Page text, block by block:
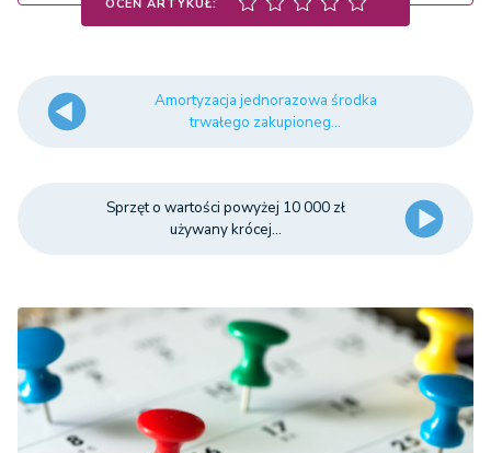
OCEŃ ARTYKUŁ:
Amortyzacja jednorazowa środka
trwałego zakupioneg...
Sprzęt o wartości powyżej 10 000 zł
używany krócej...